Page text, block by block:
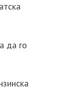
да го